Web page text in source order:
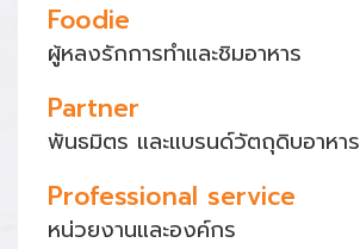
Foodie
ผู้หลงรักการทำและชิมอาหาร
Partner
พันธมิตร และแบรนด์วัตถุดิบอาหาร
Professional service
หน่วยงานและองค์กร